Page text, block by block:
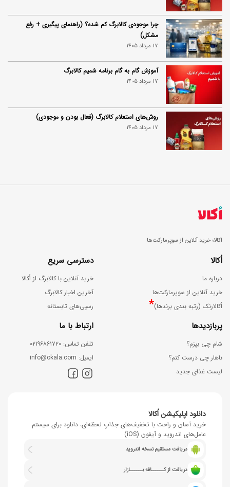
چرا موجودی کالابرگ کم شده؟ (راهنمای پیگیری + رفع
مشکل)
17 مرداد 1405
آموزش گام به گام برنامه شمیم کالابرگ
17 مرداد 1405
روش‌های استعلام کالابرگ (فعال بودن و موجودی)
17 مرداد 1405
اکالا؛ خرید آنلاین از سوپرمارکت‌ها
اُکالا
درباره ما
خرید آنلاین از سوپرمارکت‌ها
اُکالارنک (رتبه بندی برندها)*
دسترسی سریع
خرید آنلاین با کالابرگ از اُکالا
آخرین اخبار کالابرگ
رسپی‌های تابستانه
پربازدیدها
شام چی بپزم؟
ناهار چی درست کنم؟
لیست غذای جدید
ارتباط با ما
ﺗﻠﻔﻦ ﺗﻤﺎس: ۰۲۱۹۶۸۶۱۷۲۰
اﯾﻤﯿﻞ: info@okala.com
دانلود اپلیکیشن اُکالا
خرید آسان و راحت با تخفیف‌های جذابِ لحظه‌ای، دانلود برای سیستم
عامل‌های اندروید و آیفون (iOS)
دریافت مستقیم نسخه اندروید
دریافت از کــــــافه بــــــازار